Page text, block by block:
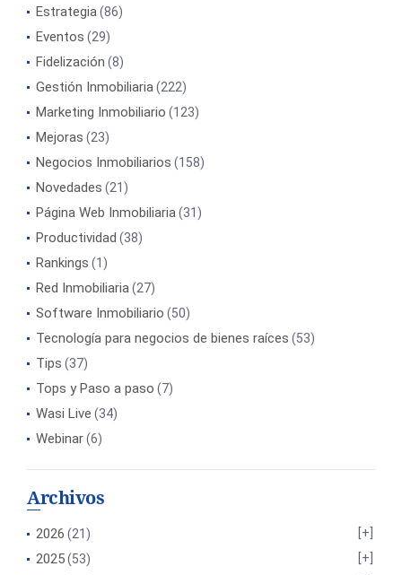
Estrategia(86)
Eventos (29)
Fidelización (8)
Gestión Inmobiliaria(222)
Marketing Inmobiliario (123)
Mejoras (23)
Negocios Inmobiliarios (158)
Novedades (21)
Página Web Inmobiliaria(31)
Productividad (38)
Rankings (1)
Red Inmobiliaria(27)
Software Inmobiliario (50)
Tecnología para negocios de bienes raíces (53)
Tips (37)
Tops y Paso a paso (7)
Wasi Live (34)
Webinar(6)
Archivos
2026 (21)
2025(53)